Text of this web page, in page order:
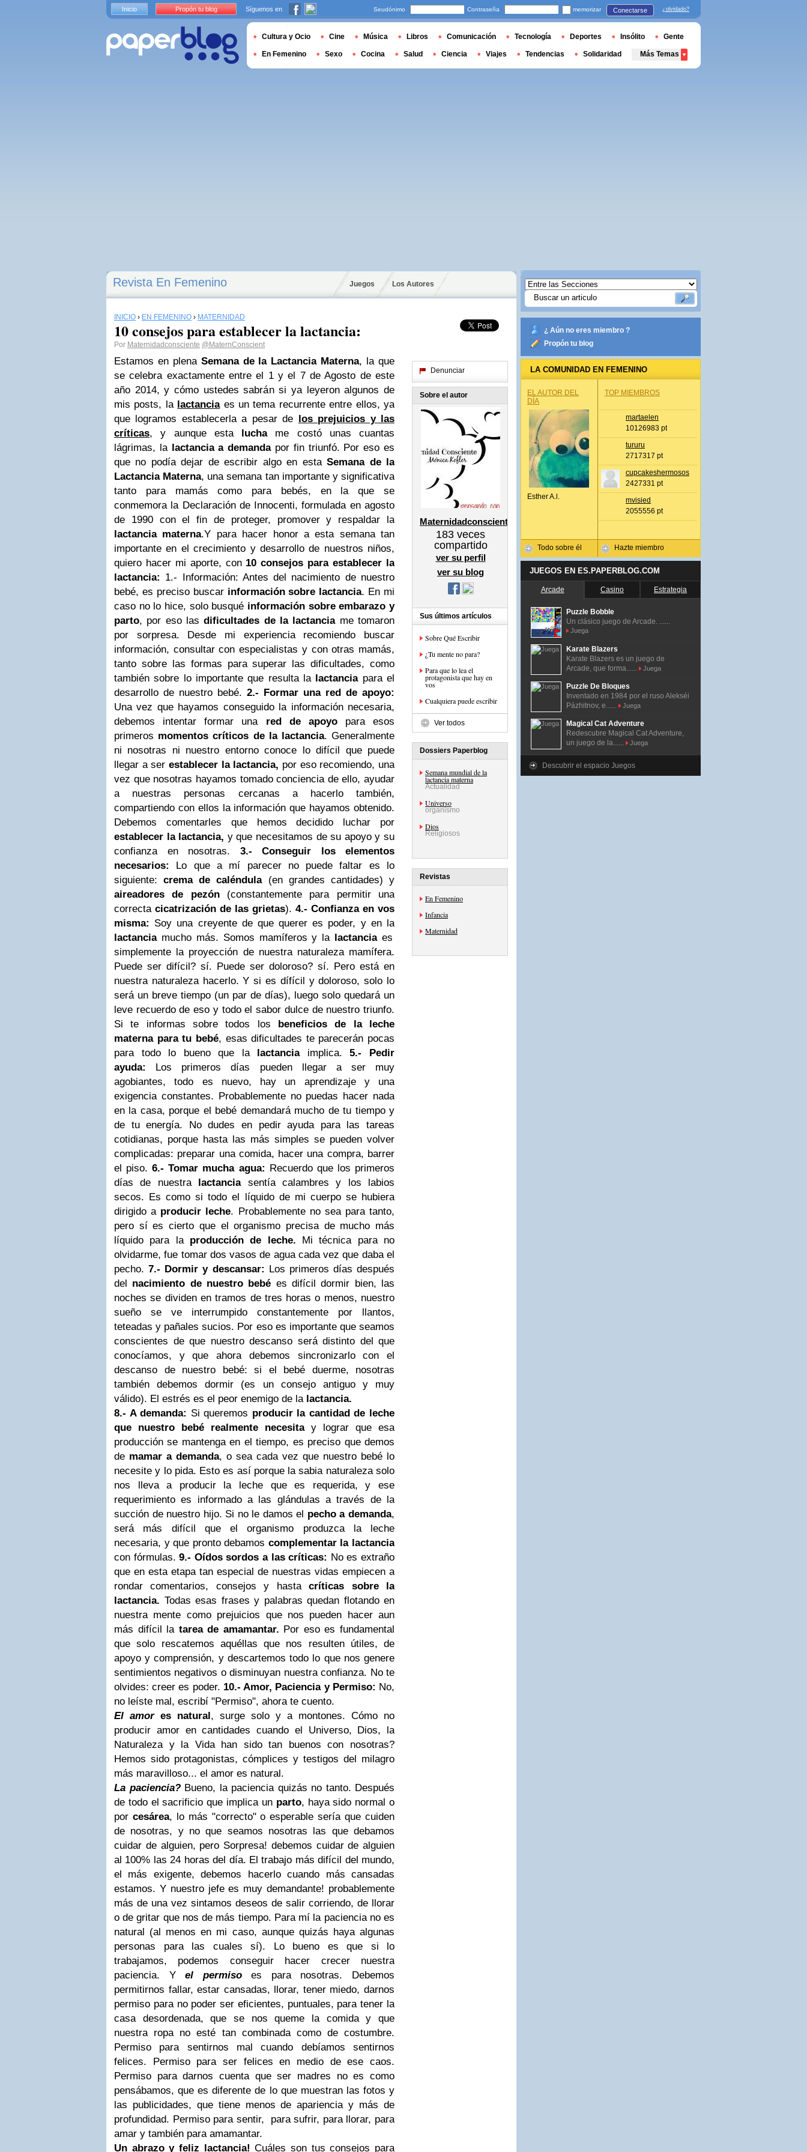
Revista En Femenino Juegos Los Autores
INICIO › EN FEMENINO › MATERNIDAD
10 consejos para establecer la lactancia:
Por Maternidadconsciente @MaternConscient
Estamos en plena Semana de la Lactancia Materna, la que
se celebra exactamente entre el 1 y el 7 de Agosto de este
año 2014, y cómo ustedes sabrán si ya leyeron algunos de
mis posts, la lactanciaes un tema recurrente entre ellos, ya
que logramos establecerla a pesar de los prejuicios y las
críticas, y aunque esta luchame costó unas cuantas
lágrimas, lalactancia a demandapor fin triunfó. Por eso es
que no podía dejar de escribir algo en estaSemana de la
Lactancia Materna, una semana tan importante y significativa
tanto para mamás como para bebés, en la que se
conmemora la Declaración de Innocenti, formulada en agosto
de 1990 con el fin de proteger, promover y respaldar la
lactancia materna.Y para hacer honor a esta semana tan
importante en el crecimiento y desarrollo de nuestros niños,
quiero hacer mi aporte, con 10 consejos para establecer la
lactancia: 1.- Información: Antes del nacimiento de nuestro
bebé, es preciso buscar información sobre lactancia. En mi
caso no lo hice, solo busqué información sobre embarazo y
parto, por eso lasdificultades de la lactanciame tomaron
por sorpresa. Desde mi experiencia recomiendo buscar
información, consultar con especialistas y con otras mamás,
tanto sobre las formas para superar las dificultades, como
también sobre lo importante que resulta la lactanciapara el
desarrollo de nuestro bebé. 2.- Formar una red de apoyo:
Una vez que hayamos conseguido la información necesaria,
debemos intentar formar una red de apoyopara esos
primeros momentos críticos de la lactancia. Generalmente
ni nosotras ni nuestro entorno conoce lo difícil que puede
llegar a ser establecer la lactancia, por eso recomiendo, una
vez que nosotras hayamos tomado conciencia de ello, ayudar
a nuestras personas cercanas a hacerlo también,
compartiendo con ellos la información que hayamos obtenido.
Debemos comentarles que hemos decidido luchar por
establecer la lactancia, y que necesitamos de su apoyo y su
confianza en nosotras. 3.- Conseguir los elementos
necesarios: Lo que a mí parecer no puede faltar es lo
siguiente:crema de caléndula (en grandes cantidades) y
aireadores de pezón (constantemente para permitir una
correctacicatrización de las grietas). 4.- Confianza en vos
misma: Soy una creyente de que querer es poder, y en la
lactancia mucho más. Somos mamíferos y la lactanciaes
simplemente la proyección de nuestra naturaleza mamífera.
Puede ser difícil? sí. Puede ser doloroso? sí. Pero está en
nuestra naturaleza hacerlo. Y si es dífícil y doloroso, solo lo
será un breve tiempo (un par de días), luego solo quedará un
leve recuerdo de eso y todo el sabor dulce de nuestro triunfo.
Si te informas sobre todos los beneficios de la leche
materna para tu bebé, esas dificultades te parecerán pocas
para todo lo bueno que la lactanciaimplica.5.- Pedir
ayuda:
Los primeros días pueden llegar a ser muy
agobiantes, todo es nuevo, hay un aprendizaje y una
exigencia constantes. Probablemente no puedas hacer nada
en la casa, porque el bebé demandará mucho de tu tiempo y
de tu energía. No dudes en pedir ayuda para las tareas
cotidianas, porque hasta las más simples se pueden volver
complicadas: preparar una comida, hacer una compra, barrer
el piso.6.- Tomar mucha agua: Recuerdo que los primeros
días de nuestra lactanciasentía calambres y los labios
secos. Es como si todo el líquido de mi cuerpo se hubiera
dirigido a producir leche. Probablemente no sea para tanto,
pero sí es cierto que el organismo precisa de mucho más
líquido para la producción de leche. Mi técnica para no
olvidarme, fue tomar dos vasos de agua cada vez que daba el
pecho.7.- Dormir y descansar: Los primeros días después
del nacimiento de nuestro bebé es difícil dormir bien, las
noches se dividen en tramos de tres horas o menos, nuestro
sueño se ve interrumpido constantemente por llantos,
teteadas y pañales sucios. Por eso es importante que seamos
conscientes de que nuestro descanso será distinto del que
conocíamos, y que ahora debemos sincronizarlo con el
descanso de nuestro bebé: si el bebé duerme, nosotras
también debemos dormir (es un consejo antiguo y muy
válido). El estrés es el peor enemigo de la lactancia.
8.- A demanda: Si queremos producir la cantidad de leche
que nuestro bebé realmente necesitay lograr que esa
producción se mantenga en el tiempo, es preciso que demos
de mamar a demanda, o sea cada vez que nuestro bebé lo
necesite y lo pida. Esto es así porque la sabia naturaleza solo
nos lleva a producir la leche que es requerida, y ese
requerimiento es informado a las glándulas a través de la
succión de nuestro hijo. Si no le damos el pecho a demanda,
será más difícil que el organismo produzca la leche
necesaria, y que pronto debamos complementar la lactancia
con fórmulas.9.- Oídos sordos a las críticas: No es extraño
que en esta etapa tan especial de nuestras vidas empiecen a
rondar comentarios, consejos y hastacríticas sobre la
lactancia. Todas esas frases y palabras quedan flotando en
nuestra mente como prejuicios que nos pueden hacer aun
más difícil la tarea de amamantar. Por eso es fundamental
que solo rescatemos aquéllas que nos resulten útiles, de
apoyo y comprensión, y descartemos todo lo que nos genere
sentimientos negativos o disminuyan nuestra confianza. No te
olvides: creer es poder. 10.- Amor, Paciencia y Permiso: No,
no leíste mal, escribí "Permiso", ahora te cuento.
El amores natural, surge solo y a montones. Cómo no
producir amor en cantidades cuando el Universo, Dios, la
Naturaleza y la Vida han sido tan buenos con nosotras?
Hemos sido protagonistas, cómplices y testigos del milagro
más maravilloso... el amor es natural.
La paciencia?Bueno, la paciencia quizás no tanto. Después
de todo el sacrificio que implica un parto, haya sido normal o
por cesárea, lo más "correcto" o esperable sería que cuiden
de nosotras, y no que seamos nosotras las que debamos
cuidar de alguien, pero Sorpresa! debemos cuidar de alguien
al 100% las 24 horas del día. El trabajo más difícil del mundo,
el más exigente, debemos hacerlo cuando más cansadas
estamos. Y nuestro jefe es muy demandante! probablemente
más de una vez sintamos deseos de salir corriendo, de llorar
o de gritar que nos de más tiempo. Para mí la paciencia no es
natural (al menos en mi caso, aunque quizás haya algunas
personas para las cuales sí). Lo bueno es que si lo
trabajamos, podemos conseguir hacer crecer nuestra
paciencia. Yel permisoes para nosotras. Debemos
permitirnos fallar, estar cansadas, llorar, tener miedo, darnos
permiso para no poder ser eficientes, puntuales, para tener la
casa desordenada, que se nos queme la comida y que
nuestra ropa no esté tan combinada como de costumbre.
Permiso para sentirnos mal cuando debíamos sentirnos
felices. Permiso para ser felices en medio de ese caos.
Permiso para darnos cuenta que ser madres no es como
pensábamos, que es diferente de lo que muestran las fotos y
las publicidades, que tiene menos de apariencia y más de
profundidad. Permiso para sentir, para sufrir, para llorar, para
amar y también para amamantar.
Un abrazo y feliz lactancia!Cuáles son tus consejos para
Denunciar
Sobre el autor
Maternidadconsciente
183 veces
compartido
ver su perfil
ver su blog
Sus últimos artículos
Sobre Qué Escribir
¿Tu mente no para?
Para que lo lea el
protagonista que hay en
vos
Cualquiera puede escribir
Ver todos
Dossiers Paperblog
Semana mundial de la
lactancia materna
Actualidad
Universo
organismo
Dios
Religiosos
Revistas
En Femenino
Infancia
Maternidad
¿ Aún no eres miembro ?
Propón tu blog
LA COMUNIDAD EN FEMENINO
EL AUTOR DEL
DÍA
Esther A.l.
Todo sobre él
TOP MIEMBROS
martaelen
10126983 pt
tururu
2717317 pt
cupcakeshermosos
2427331 pt
mvisied
2055556 pt
Hazte miembro
JUEGOS EN ES.PAPERBLOG.COM
Arcade Casino Estrategia
Puzzle Bobble
Un clásico juego de Arcade. ......
Juega
Karate Blazers
Karate Blazers es un juego de
Arcade, que forma......
Juega
Puzzle De Bloques
Inventado en 1984 por el ruso Alekséi
Pázhitnov, e......
Juega
Magical Cat Adventure
Redescubre Magical Cat Adventure,
un juego de la......
Juega
Descubrir el espacio Juegos
Inicio Propón tu blog Síguenos en Seudónimo Contraseña memorizar Conectarse ¿olvidado?
Cultura y Ocio Cine Música Libros Comunicación Tecnología Deportes Insólito Gente
En Femenino Sexo Cocina Salud Ciencia Viajes Tendencias Solidaridad Más Temas